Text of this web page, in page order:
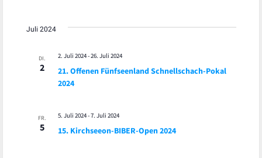
Juli 2024
DI.
2
21. Offenen Fünfseenland Schnellschach-Pokal
2024
2. Juli 2024-26. Juli 2024
FR.
5 15. Kirchseeon-BIBER-Open 2024
5. Juli 2024-7. Juli 2024